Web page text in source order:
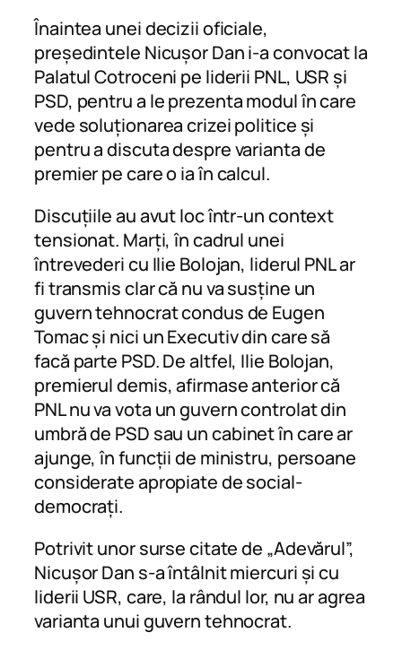
Înaintea unei decizii oficiale,
președintele Nicușor Dan i-a convocat la
Palatul Cotroceni pe liderii PNL, USR și
PSD, pentru a le prezenta modul în care
vede soluționarea crizei politice și
pentru a discuta despre varianta de
premier pe care o ia în calcul.
Discuțiile au avut loc într-un context
tensionat. Marți, în cadrul unei
întrevederi cu Ilie Bolojan, liderul PNL ar
fi transmis clar că nu va susține un
guvern tehnocrat condus de Eugen
Tomac și nici un Executiv din care să
facă parte PSD. De altfel, Ilie Bolojan,
premierul demis, afirmase anterior că
PNL nu va vota un guvern controlat din
umbră de PSD sau un cabinet în care ar
ajunge, în funcții de ministru, persoane
considerate apropiate de social-
democrați.
Potrivit unor surse citate de „Adevărul”,
Nicușor Dan s-a întâlnit miercuri și cu
liderii USR, care, la rândul lor, nu ar agrea
varianta unui guvern tehnocrat.